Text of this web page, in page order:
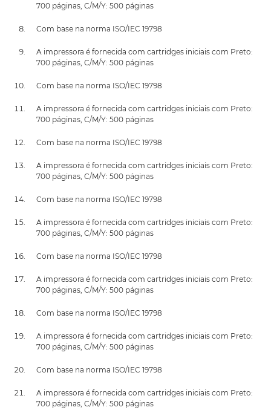
700 páginas, C/M/Y: 500 páginas
Com base na norma ISO/IEC 19798
A impressora é fornecida com cartridges iniciais com Preto:
700 páginas, C/M/Y: 500 páginas
Com base na norma ISO/IEC 19798
A impressora é fornecida com cartridges iniciais com Preto:
700 páginas, C/M/Y: 500 páginas
Com base na norma ISO/IEC 19798
A impressora é fornecida com cartridges iniciais com Preto:
700 páginas, C/M/Y: 500 páginas
Com base na norma ISO/IEC 19798
A impressora é fornecida com cartridges iniciais com Preto:
700 páginas, C/M/Y: 500 páginas
Com base na norma ISO/IEC 19798
A impressora é fornecida com cartridges iniciais com Preto:
700 páginas, C/M/Y: 500 páginas
Com base na norma ISO/IEC 19798
A impressora é fornecida com cartridges iniciais com Preto:
700 páginas, C/M/Y: 500 páginas
Com base na norma ISO/IEC 19798
A impressora é fornecida com cartridges iniciais com Preto:
700 páginas, C/M/Y: 500 páginas